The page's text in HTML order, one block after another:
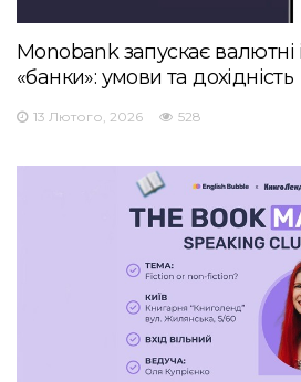
Monobank запускає валютні
«банки»: умови та дохідність
13 Лютого, 2026 528